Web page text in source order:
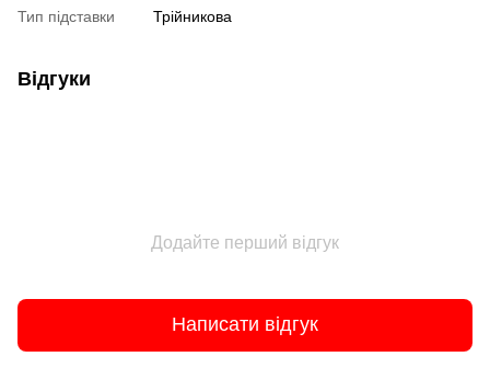
Тип підставки Трійникова
Відгуки
Додайте перший відгук
Написати відгук